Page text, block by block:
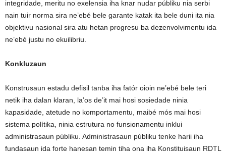
integridade, meritu no exelensia iha knar nudar públiku nia serbi
nain tuir norma sira ne’ebé bele garante katak ita bele duni ita nia
objektivu nasional sira atu hetan progresu ba dezenvolvimentu ida
ne’ebé justu no ekuilibriu.
Konkluzaun
Konstrusaun estadu defisil tanba iha fatór oioin ne’ebé bele teri
netik iha dalan klaran, la’os de’it mai hosi sosiedade ninia
kapasidade, atetude no komportamentu, maibé mós mai hosi
sistema polítika, ninia estrutura no funsionamentu inklui
administrasaun públiku. Administrasaun públiku tenke harii iha
fundasaun ida forte hanesan temin tiha ona iha Konstituisaun RDTL